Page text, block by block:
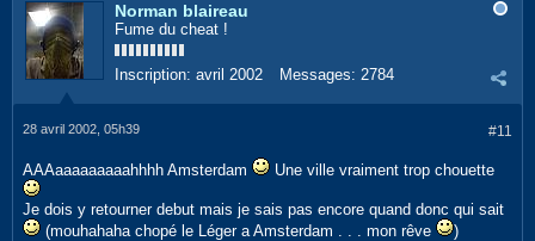
Norman blaireau
Fume du cheat !
Inscription: avril 2002 Messages: 2784
#11
28 avril 2002, 05h39
AAAaaaaaaaaahhhh Amsterdam Une ville vraiment trop chouette
Je dois y retourner debut mais je sais pas encore quand donc qui sait
(mouhahaha chopé le Léger a Amsterdam . . . mon rêve
)